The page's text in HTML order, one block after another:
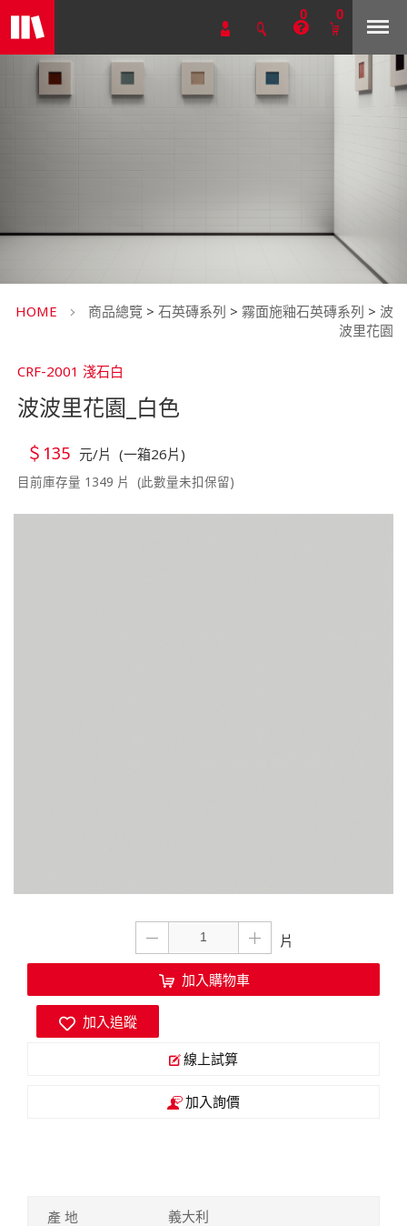
0 0
HOME 商品總覽 > 石英磚系列 > 霧面施釉石英磚系列 > 波
波里花園
CRF-2001 淺石白
波波里花園_白色
＄135 元/片 (一箱26片)
目前庫存量 1349 片 (此數量未扣保留)
加入購物車
加入追蹤
線上試算
加入詢價
義大利